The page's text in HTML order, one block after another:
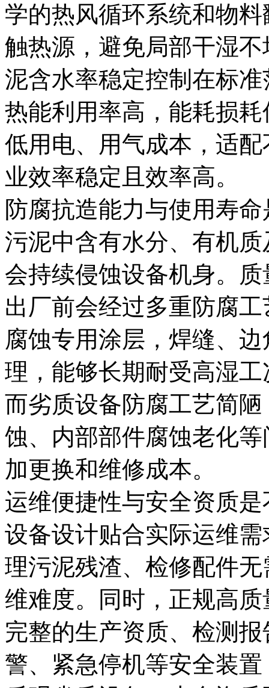
学的热风循环系统和物
触热源，避免局部干湿
泥含水率稳定控制在标
热能利用率高，能耗损
低用电、用气成本，适
业效率稳定且效率高。
防腐抗造能力与使用寿
污泥中含有水分、有机
会持续侵蚀设备机身。
出厂前会经过多重防腐
腐蚀专用涂层，焊缝、
理，能够长期耐受高湿
而劣质设备防腐工艺简
蚀、内部部件腐蚀老化
加更换和维修成本。
运维便捷性与安全资质
设备设计贴合实际运维
理污泥残渣、检修配件
维难度。同时，正规高
完整的生产资质、检测
警、紧急停机等安全装